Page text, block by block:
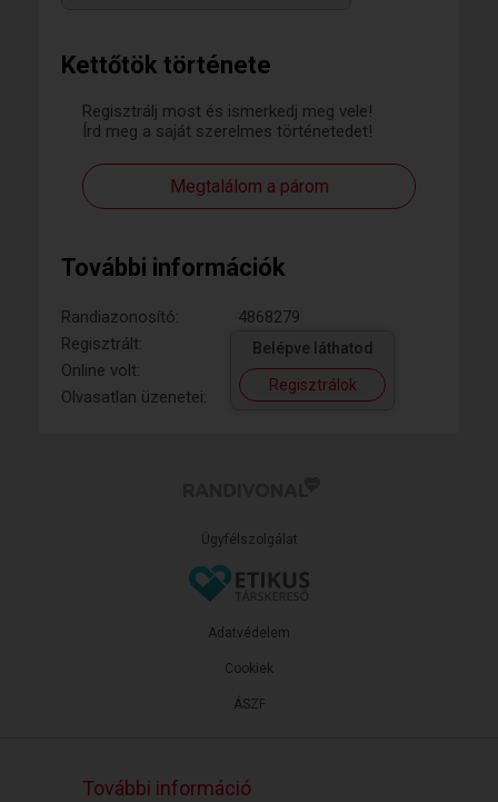
Kettőtök története
Regisztrálj most és ismerkedj meg vele!
Írd meg a saját szerelmes történetedet!
Megtalálom a párom
További információk
Randiazonosító:
4868279
Regisztrált:
Online volt:
Olvasatlan üzenetei:
Belépve láthatod
Regisztrálok
Ügyfélszolgálat
ÁSZF
Adatvédelem
Cookiek
További információ